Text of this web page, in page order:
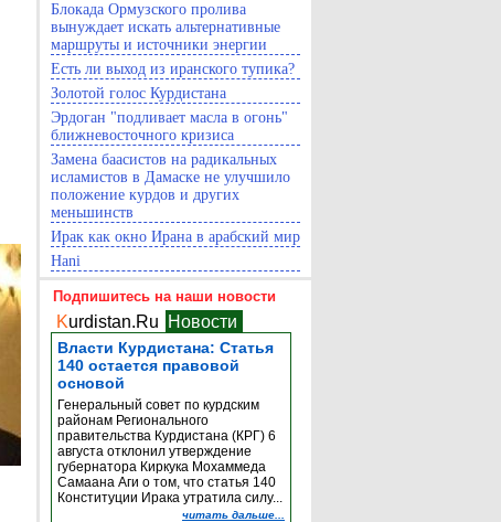
Блокада Ормузского пролива
вынуждает искать альтернативные
маршруты и источники энергии
Есть ли выход из иранского тупика?
Золотой голос Курдистана
Эрдоган "подливает масла в огонь"
ближневосточного кризиса
Замена баасистов на радикальных
исламистов в Дамаске не улучшило
положение курдов и других
меньшинств
Ирак как окно Ирана в арабский мир
Hani
Подпишитесь на наши новости
Kurdistan.Ru Новости
Власти Курдистана: Статья
140 остается правовой
основой
Генеральный совет по курдским
районам Регионального
правительства Курдистана (КРГ) 6
августа отклонил утверждение
губернатора Киркука Мохаммеда
Самаана Аги о том, что статья 140
Конституции Ирака утратила силу...
читать дальше...